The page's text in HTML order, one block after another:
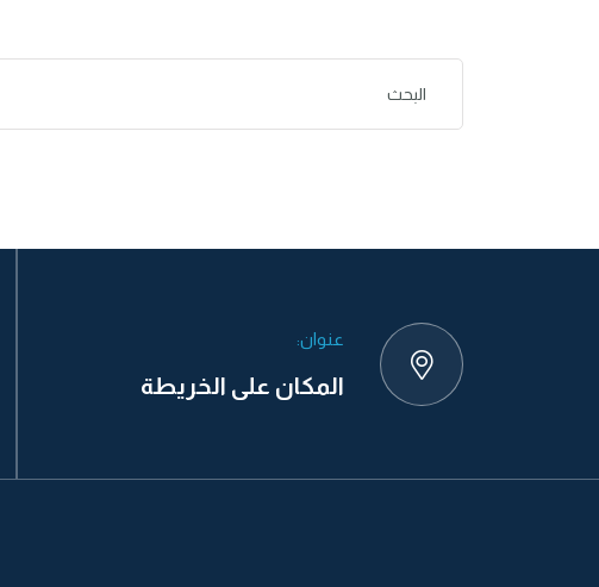
عنوان:
المكان على الخريطة